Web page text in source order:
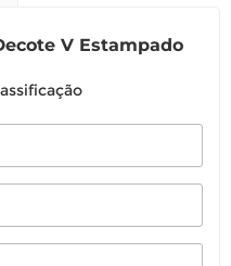
V Estampado